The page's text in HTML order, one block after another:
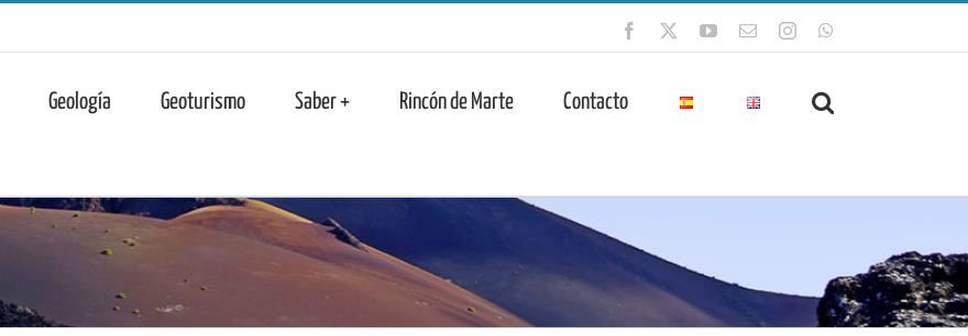
Facebook YouTube
CorreoInstagram
Geología Geoturismo Saber + Rincón de Marte Contacto